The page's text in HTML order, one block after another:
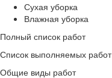
Сухая уборка
Влажная уборка
Полный список работ
Список выполняемых работ
Общие виды работ